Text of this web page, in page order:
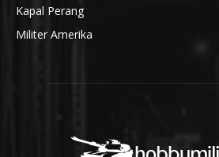
Kapal Perang
Militer Amerika